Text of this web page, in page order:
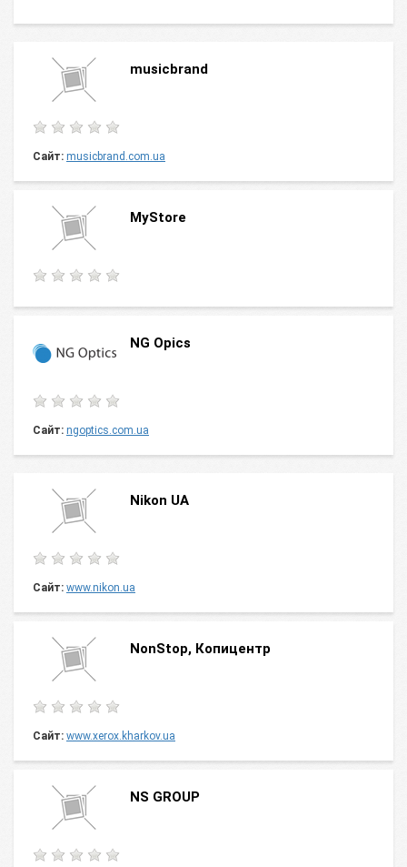
musicbrand
Сайт: musicbrand.com.ua
MyStore
NG Opics
Сайт: ngoptics.com.ua
Nikon UA
Сайт: www.nikon.ua
NonStop, Копицентр
Сайт: www.xerox.kharkov.ua
NS GROUP